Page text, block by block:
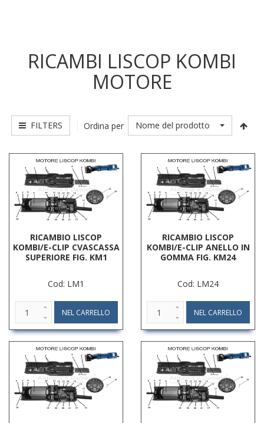
RICAMBI LISCOP KOMBI
MOTORE
FILTERS Ordina per Nome del prodotto
RICAMBIO LISCOP
KOMBI/E-CLIP CVASCASSA
SUPERIORE FIG. KM1
Cod: LM1
RICAMBIO LISCOP
KOMBI/E-CLIP ANELLO IN
GOMMA FIG. KM24
Cod: LM24